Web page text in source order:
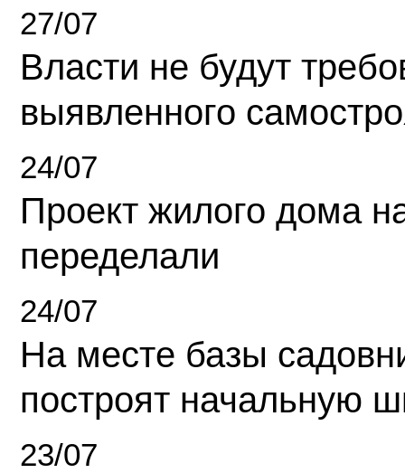
27/07
Власти не будут
выявленного
24/07
Проект жилого дома
переделали
24/07
На месте базы
построят начальную
23/07